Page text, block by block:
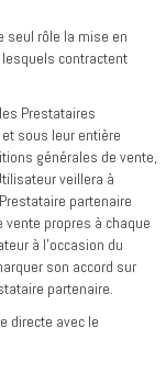
seul rôle la mise en
contractent
Prestataires
sous leur entière
générales de vente,
veillera à
partenaire
propres à chaque
à l’occasion du
son accord sur
partenaire.
directe avec le